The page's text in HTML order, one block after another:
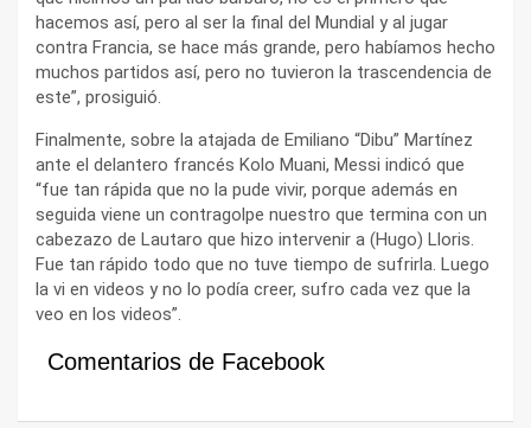
hacemos así, pero al ser la final del Mundial y al jugar
contra Francia, se hace más grande, pero habíamos hecho
muchos partidos así, pero no tuvieron la trascendencia de
este”, prosiguió.
Finalmente, sobre la atajada de Emiliano “Dibu” Martínez
ante el delantero francés Kolo Muani, Messi indicó que
“fue tan rápida que no la pude vivir, porque además en
seguida viene un contragolpe nuestro que termina con un
cabezazo de Lautaro que hizo intervenir a (Hugo) Lloris.
Fue tan rápido todo que no tuve tiempo de sufrirla. Luego
la vi en videos y no lo podía creer, sufro cada vez que la
veo en los videos”.
Comentarios de Facebook